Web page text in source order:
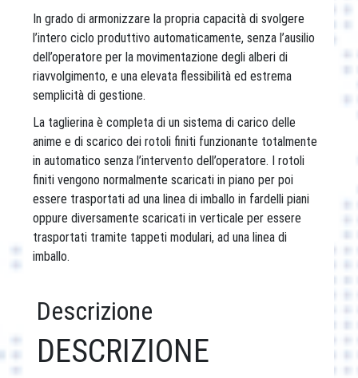
In grado di armonizzare la propria capacità di svolgere
l’intero ciclo produttivo automaticamente, senza l’ausilio
dell’operatore per la movimentazione degli alberi di
riavvolgimento, e una elevata flessibilità ed estrema
semplicità di gestione.
La taglierina è completa di un sistema di carico delle
anime e di scarico dei rotoli finiti funzionante totalmente
in automatico senza l’intervento dell’operatore. I rotoli
finiti vengono normalmente scaricati in piano per poi
essere trasportati ad una linea di imballo in fardelli piani
oppure diversamente scaricati in verticale per essere
trasportati tramite tappeti modulari, ad una linea di
imballo.
Descrizione
DESCRIZIONE